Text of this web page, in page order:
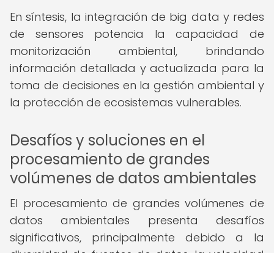
En síntesis, la integración de big data y redes
de sensores potencia la capacidad de
monitorización ambiental, brindando
información detallada y actualizada para la
toma de decisiones en la gestión ambiental y
la protección de ecosistemas vulnerables.
Desafíos y soluciones en el
procesamiento de grandes
volúmenes de datos ambientales
El procesamiento de grandes volúmenes de
datos ambientales presenta desafíos
significativos, principalmente debido a la